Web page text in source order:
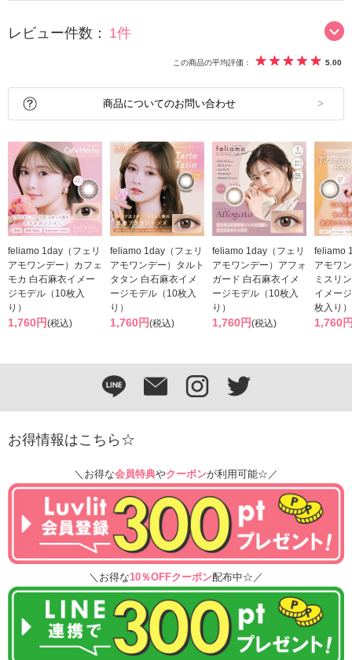
レビュー件数： 1件
この商品の平均評価： 5.00
商品についてのお問い合わせ
feliamo 1day（フェリ
アモワンデー）カフェ
モカ 白石麻衣イメー
ジモデル（10枚入
り）
1,760円(税込)
feliamo 1day（フェリ
アモワンデー）タルト
タタン 白石麻衣イメ
ージモデル（10枚入
り）
1,760円(税込)
feliamo 1day（フェリ
アモワンデー）アフォ
ガード 白石麻衣イメ
ージモデル（10枚入
り）
1,760円(税込)
feliamo
アモワ
ミスリ
イメー
枚入り）
1,760
お得情報はこちら☆
＼お得な会員特典やクーポンが利用可能☆／
＼お得な10％OFFクーポン配布中☆／